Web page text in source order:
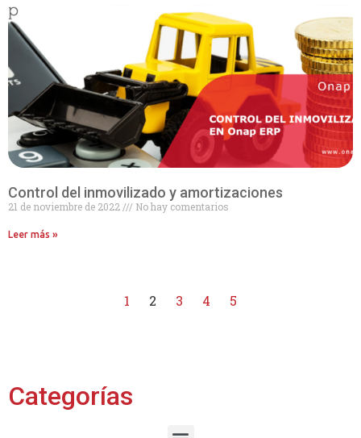
Control del inmovilizado y amortizaciones
21 de noviembre de 2022 No hay comentarios
Leer más »
1 2 3 4 5
Categorías